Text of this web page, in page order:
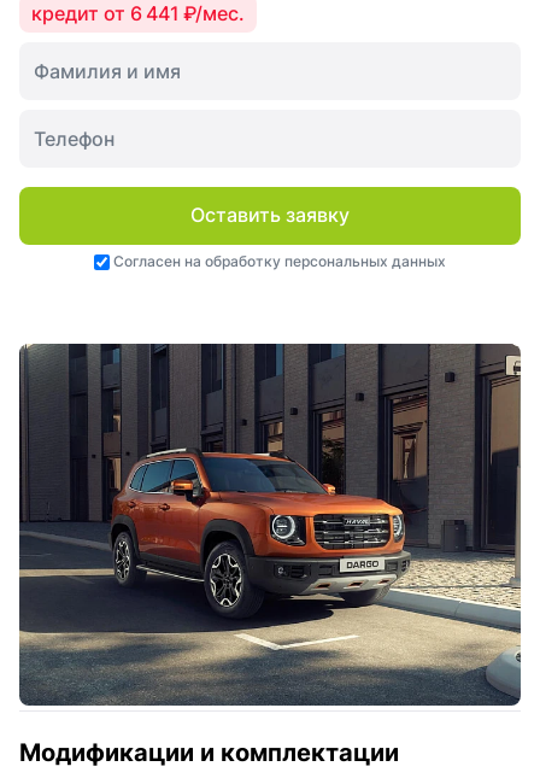
кредит от 6 441 ₽/мес.
Оставить заявку
Согласен на обработку персональных данных
Модификации и комплектации